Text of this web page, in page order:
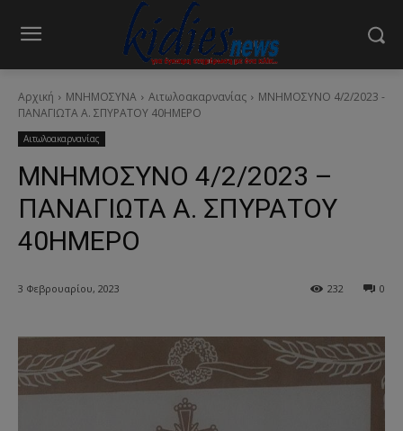
Αρχική ΜΝΗΜΟΣΥΝΑ Αιτωλοακαρνανίας
ΜΝΗΜΟΣΥΝΟ 4/2/2023 -
ΠΑΝΑΓΙΩΤΑ Α. ΣΠΥΡΑΤΟΥ 40ΗΜΕΡΟ
Αιτωλοακαρνανίας
ΜΝΗΜΟΣΥΝΟ 4/2/2023 –
ΠΑΝΑΓΙΩΤΑ Α. ΣΠΥΡΑΤΟΥ
40ΗΜΕΡΟ
3 Φεβρουαρίου, 2023 0
232